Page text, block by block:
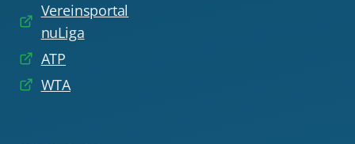
Vereinsportal
nuLiga
ATP
WTA